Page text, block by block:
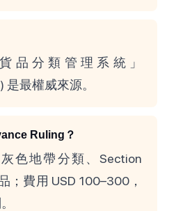
品分類管理系統」
最權威來源。
Ruling？
色地帶分類、Section
；費用 USD 100–300，